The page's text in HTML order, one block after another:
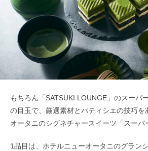
もちろん「SATSUKI LOUNGE」のスーパ
の目玉で、厳選素材とパティシエの技巧を
オータニのシグネチャースイーツ「スーパ
1品目は、ホテルニューオータニのグラン